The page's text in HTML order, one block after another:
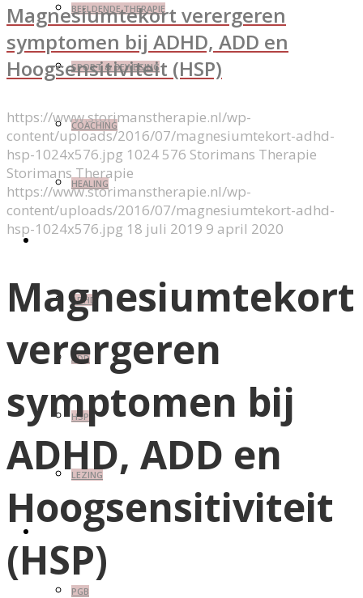
BEELDENDE THERAPIE
SPORT & BEWEGING
COACHING
HEALING
ADHD
ADD
HSP
LEZING
TARIEVEN
PGB
Magnesiumtekort verergeren
symptomen bij ADHD, ADD en
Hoogsensitiviteit (HSP)
https://www.storimanstherapie.nl/wp-
content/uploads/2016/07/magnesiumtekort-adhd-
hsp-1024x576.jpg 1024 576 Storimans Therapie
Storimans Therapie
https://www.storimanstherapie.nl/wp-
content/uploads/2016/07/magnesiumtekort-adhd-
hsp-1024x576.jpg 18 juli 2019 9 april 2020
Magnesiumtekort
verergeren
symptomen bij
ADHD, ADD en
Hoogsensitiviteit
(HSP)